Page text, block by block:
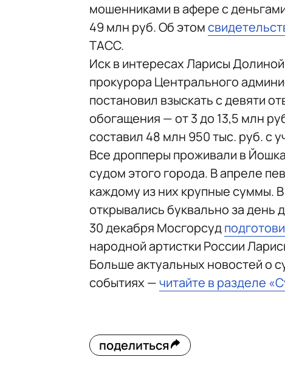
мошенниками в афере с
49 млн руб. Об этом
ТАСС.
Иск в интересах Ларисы
прокурора Центрального
постановил взыскать с девяти
обогащения — от 3 до 13,5 млн
составил 48 млн 950 тыс. руб. с
Все дропперы проживали в
судом этого города. В апреле
каждому из них крупные суммы.
открывались буквально за день
30 декабря Мосгорсуд
народной артистки России
Больше актуальных новостей о
событиях —читайте в разделе
поделиться